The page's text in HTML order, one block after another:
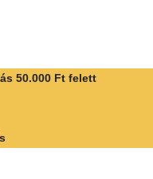
50.000 Ft felett